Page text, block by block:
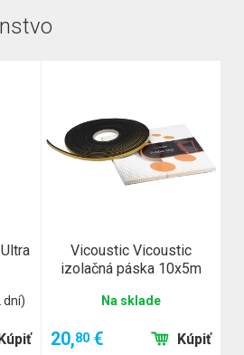
dní)
Kúpiť
Vicoustic Vicoustic
izolačná páska 10x5m
Na sklade
20,80 € Kúpiť